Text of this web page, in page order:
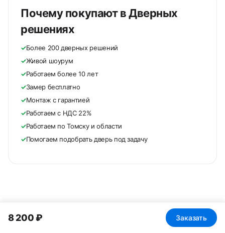
Почему покупают в Дверных
решениях
✓Более 200 дверных решений
✓Живой шоурум
✓Работаем более 10 лет
✓Замер бесплатно
✓Монтаж с гарантией
✓Работаем с НДС 22%
✓Работаем по Томску и области
✓Помогаем подобрать дверь под задачу
8 200 ₽ Заказать